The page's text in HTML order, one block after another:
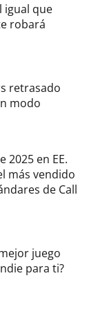
igual que
robará
retrasado
modo
2025 en EE.
más vendido
de Call
juego
para ti?